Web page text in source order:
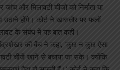
और मिलावटी चीजों को निर्माता या
होंगे। कोर्ट ने खासतौर पर फलों
के संबंध में यह बात कही।
की बेंच ने कहा, ‘कुछ न कुछ ऐसा
चीजें खाने से बचाया जा सके। क्योंकि